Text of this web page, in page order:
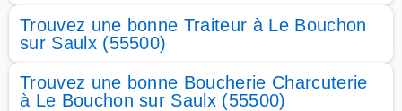
Trouvez une bonne Traiteur à Le Bouchon
sur Saulx (55500)
Trouvez une bonne Boucherie Charcuterie
à Le Bouchon sur Saulx (55500)